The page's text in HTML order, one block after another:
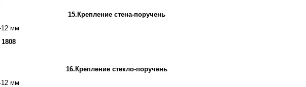
15.Крепление стена-поручень
12 мм
1808
16.Крепление стекло-поручень
12 мм